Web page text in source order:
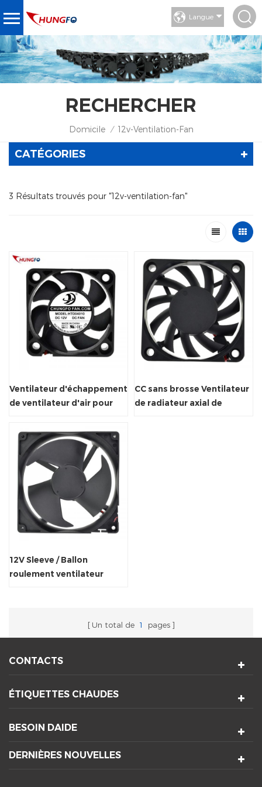
Langue
RECHERCHER
Domicile / 12v-Ventilation-Fan
CATÉGORIES
3 Résultats trouvés pour "12v-ventilation-fan"
Ventilateur d'échappement
de ventilateur d'air pour
étanche
CC sans brosse Ventilateur
de radiateur axial de
12V Sleeve / Ballon
roulement ventilateur
Un total de 1 pages
CONTACTS
ÉTIQUETTES CHAUDES
BESOIN DAIDE
DERNIÈRES NOUVELLES